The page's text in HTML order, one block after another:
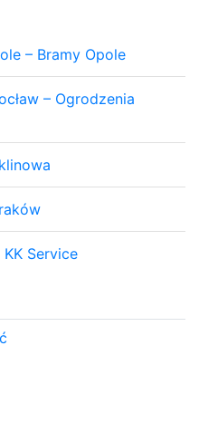
– Bramy Opole
– Ogrodzenia
Service